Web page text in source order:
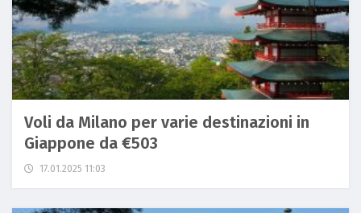
Voli da Milano per varie destinazioni in
Giappone da €503
17.01.2025 11:03